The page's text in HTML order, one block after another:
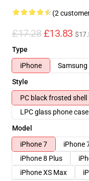
(2
£17.28 £13.83
Type
iPhone
Samsung
Style
PC black frosted shell
LPC glass phone case
Model
iPhone 7
iPhone
iPhone 8 Plus
iPhone XS Max